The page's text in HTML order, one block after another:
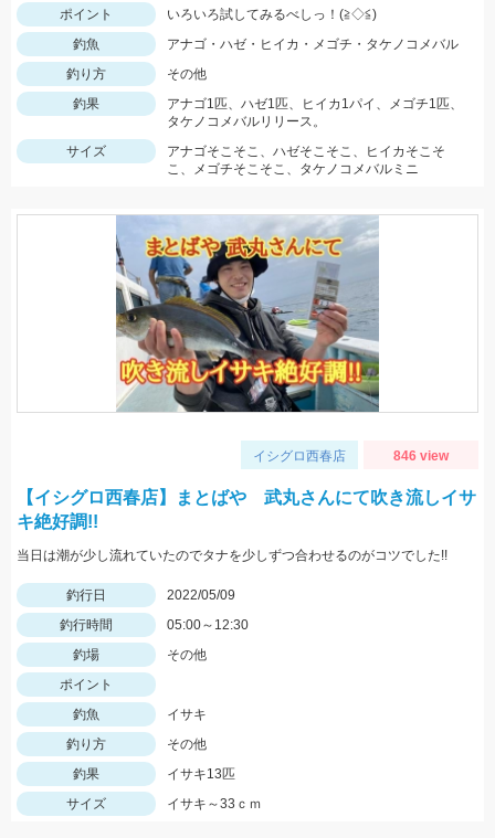
ポイント
いろいろ試してみるべしっ！(≧◇≦)
釣魚
アナゴ・ハゼ・ヒイカ・メゴチ・タケノコメバル
釣り方
その他
釣果
アナゴ1匹、ハゼ1匹、ヒイカ1パイ、メゴチ1匹、
タケノコメバルリリース。
サイズ
アナゴそこそこ、ハゼそこそこ、ヒイカそこそ
こ、メゴチそこそこ、タケノコメバルミニ
イシグロ西春店 846 view
【イシグロ西春店】まとばや 武丸さんにて吹き流しイサ
キ絶好調!!
当日は潮が少し流れていたのでタナを少しずつ合わせるのがコツでした!!
釣行日
2022/05/09
釣行時間
05:00～12:30
釣場
その他
ポイント
釣魚
イサキ
釣り方
その他
釣果
イサキ13匹
サイズ
イサキ～33ｃｍ